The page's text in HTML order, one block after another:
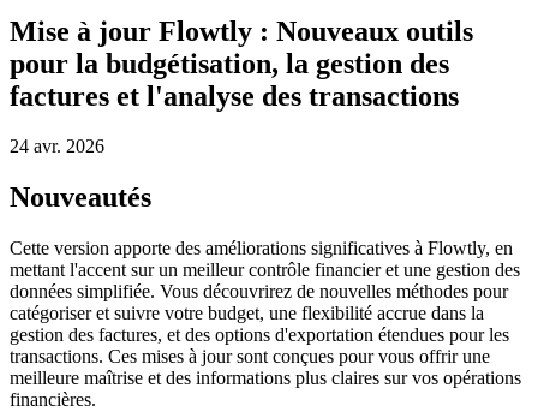
Mise à jour Flowtly : Nouveaux outils
pour la budgétisation, la gestion des
factures et l'analyse des transactions
24 avr. 2026
Nouveautés
Cette version apporte des améliorations significatives à Flowtly, en
mettant l'accent sur un meilleur contrôle financier et une gestion des
données simplifiée. Vous découvrirez de nouvelles méthodes pour
catégoriser et suivre votre budget, une flexibilité accrue dans la
gestion des factures, et des options d'exportation étendues pour les
transactions. Ces mises à jour sont conçues pour vous offrir une
meilleure maîtrise et des informations plus claires sur vos opérations
financières.